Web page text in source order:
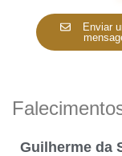
Enviar
Guilherme da